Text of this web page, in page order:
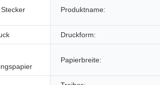
Produktname:
Druckform:
Papierbreite: